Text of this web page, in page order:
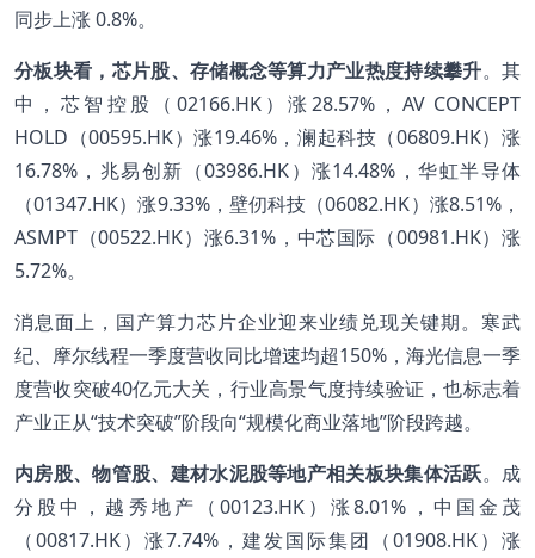
同步上涨 0.8%。
分板块看，芯片股、存储概念等算力产业热度持续攀升。其
中，芯智控股（02166.HK）涨28.57%，AV CONCEPT
HOLD（00595.HK）涨19.46%，澜起科技（06809.HK）涨
16.78%，兆易创新（03986.HK）涨14.48%，华虹半导体
（01347.HK）涨9.33%，壁仞科技（06082.HK）涨8.51%，
ASMPT（00522.HK）涨6.31%，中芯国际（00981.HK）涨
5.72%。
消息面上，国产算力芯片企业迎来业绩兑现关键期。寒武
纪、摩尔线程一季度营收同比增速均超150%，海光信息一季
度营收突破40亿元大关，行业高景气度持续验证，也标志着
产业正从“技术突破”阶段向“规模化商业落地”阶段跨越。
内房股、物管股、建材水泥股等地产相关板块集体活跃。成
分股中，越秀地产（00123.HK）涨8.01%，中国金茂
（00817.HK）涨7.74%，建发国际集团（01908.HK）涨